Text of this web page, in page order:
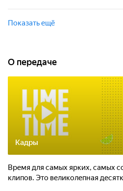
Показать ещё
О передаче
Кадры
Время для самых ярких, самых
клипов. Это великолепная